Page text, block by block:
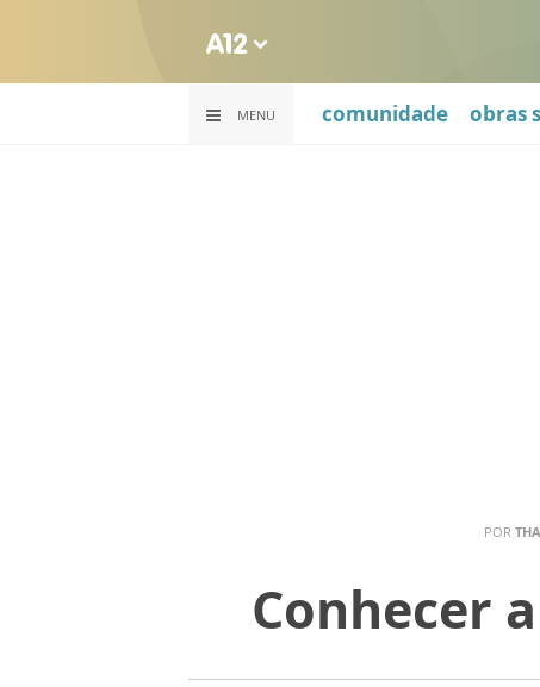
MENU comunidade obras
POR
Conhecer